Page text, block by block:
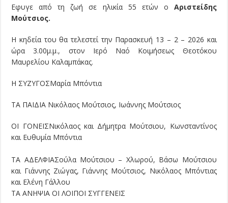
Εφυγε από τη ζωή σε ηλικία 55 ετών ο Αριστείδης
Μούτσιος.
Η κηδεία του θα τελεστεί την Παρασκευή 13 – 2 – 2026 και
ώρα 3.00μ.μ., στον Ιερό Ναό Κοιμήσεως Θεοτόκου
Μαυρελίου Καλαμπάκας.
Η ΣΥΖΥΓΟΣ​​Μαρία Μπόντια
ΤΑ ΠΑΙΔΙΑ ​​​Νικόλαος Μούτσιος, ​​​​​​Ιωάννης Μούτσιος
ΟΙ ΓΟΝΕΙΣ​​​Νικόλαος και Δήμητρα Μούτσιου, ​Κωνσταντίνος
και Ευθυμία Μπόντια
ΤΑ ΑΔΕΛΦΙΑ​​Σούλα Μούτσιου – Χλωρού, ​​​Βάσω Μούτσιου
και Γιάννης Ζιώγας, ​​​​​​​Γιάννης Μούτσιος, ​​​​​Νικόλαος Μπόντιας
και Ελένη Γάλλου
ΤΑ ΑΝΗΨΙΑ​​ ΟΙ ΛΟΙΠΟΙ ΣΥΓΓΕΝΕΙΣ